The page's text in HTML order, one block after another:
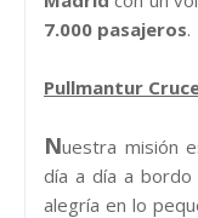
7.000 pasajeros.
Pullmantur
Nuestra misión
día a día a
alegría en lo